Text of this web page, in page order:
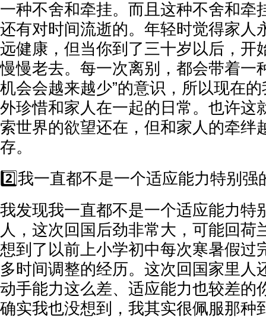
一种不舍和牵挂。而且这种不舍和牵
还有对时间流逝的。年轻时觉得家人
远健康，但当你到了三十岁以后，开
慢慢老去。每一次离别，都会带着一
机会会越来越少”的意识，所以现在
外珍惜和家人在一起的日常。也许这
索世界的欲望还在，但和家人的牵绊
存。
2️⃣我一直都不是一个适应能力特别强
我发现我一直都不是一个适应能力特
人，这次回国后劲非常大，可能回荷
想到了以前上小学初中每次寒暑假过
多时间调整的经历。这次回国家里人
动手能力这么差、适应能力也较差的
确实我也没想到，我其实很佩服那种